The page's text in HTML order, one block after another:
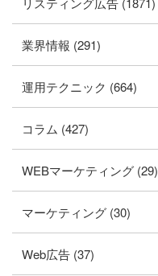
業界情報 (291)
運用テクニック (664)
コラム (427)
WEBマーケティング (29)
マーケティング (30)
Web広告 (37)